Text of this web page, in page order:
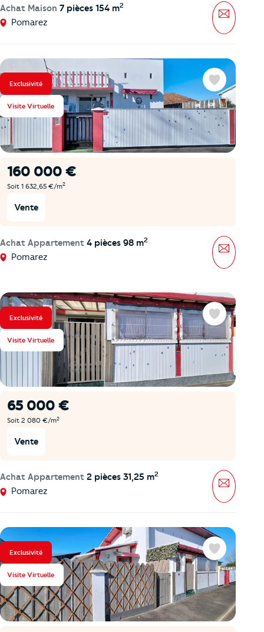
Achat Maison 7 pièces 154 m2
Pomarez
Message
Exclusivité
Visite Virtuelle
160 000 €
Soit 1 632,65 €/m2
Vente
Achat Appartement 4 pièces 98 m2
Pomarez
Favoris
Message
Exclusivité
Visite Virtuelle
65 000 €
Soit 2 080 €/m2
Vente
Achat Appartement 2 pièces 31,25 m2
Pomarez
Favoris
Message
Exclusivité
Visite Virtuelle
Favoris